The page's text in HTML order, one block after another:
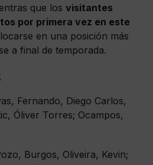
que los visitantes
por primera vez en este
en una posición más
a final de temporada.
Fernando, Diego Carlos,
Óliver Torres; Ocampos,
Burgos, Oliveira, Kevin;